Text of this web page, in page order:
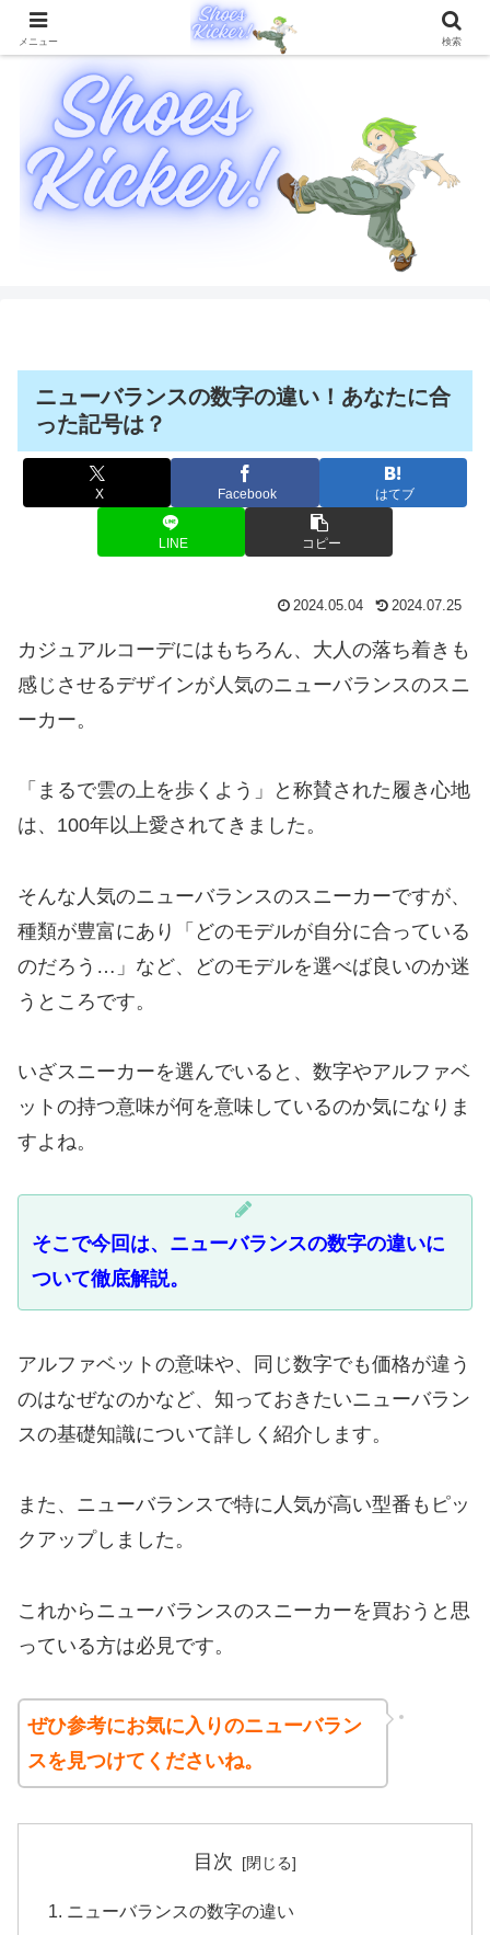
靴に関することを徹底的に解説したブログメディア
ニューバランスの数字の違い！あなたに合
った記号は？
X Facebook はてブ
LINE コピー
2024.05.04 2024.07.25
カジュアルコーデにはもちろん、大人の落ち着きも
感じさせるデザインが人気のニューバランスのスニ
ーカー。
「まるで雲の上を歩くよう」と称賛された履き心地
は、100年以上愛されてきました。
そんな人気のニューバランスのスニーカーですが、
種類が豊富にあり「どのモデルが自分に合っている
のだろう…」など、どのモデルを選べば良いのか迷
うところです。
いざスニーカーを選んでいると、数字やアルファベ
ットの持つ意味が何を意味しているのか気になりま
すよね。
そこで今回は、ニューバランスの数字の違いに
ついて徹底解説。
アルファベットの意味や、同じ数字でも価格が違う
のはなぜなのかなど、知っておきたいニューバラン
スの基礎知識について詳しく紹介します。
また、ニューバランスで特に人気が高い型番もピッ
クアップしました。
これからニューバランスのスニーカーを買おうと思
っている方は必見です。
ぜひ参考にお気に入りのニューバラン
スを見つけてくださいね。
目次
ニューバランスの数字の違い
メニュー 検索